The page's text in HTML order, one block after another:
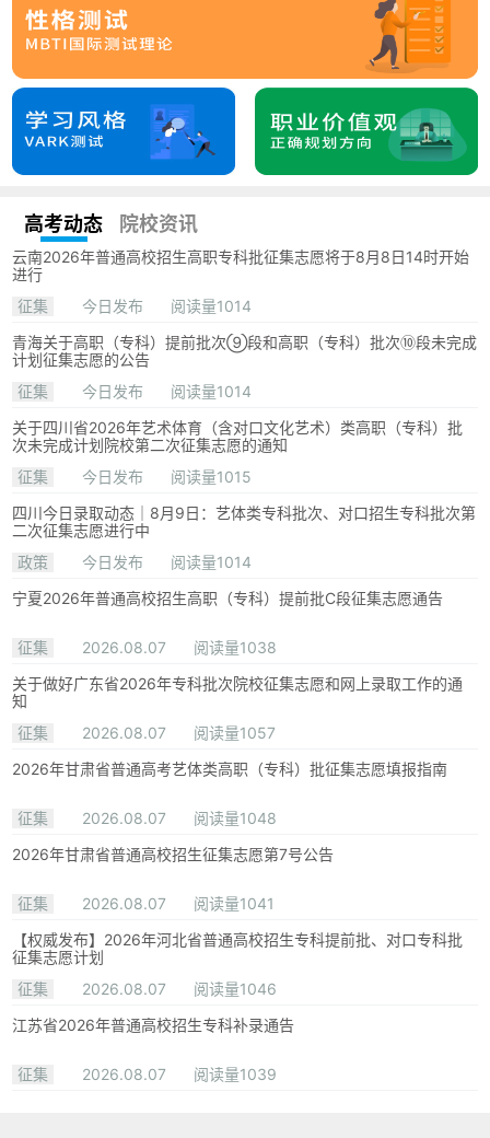
高考动态 院校资讯
云南2026年普通高校招生高职专科批征集志愿将于8月8日14时开始
进行
征集
今日发布
阅读量1014
青海关于高职（专科）提前批次⑨段和高职（专科）批次⑩段未完成
计划征集志愿的公告
征集
今日发布
阅读量1014
关于四川省2026年艺术体育（含对口文化艺术）类高职（专科）批
次未完成计划院校第二次征集志愿的通知
征集
今日发布
阅读量1015
四川今日录取动态｜8月9日：艺体类专科批次、对口招生专科批次第
二次征集志愿进行中
政策
今日发布
阅读量1014
宁夏2026年普通高校招生高职（专科）提前批C段征集志愿通告
征集 2026.08.07
阅读量1038
关于做好广东省2026年专科批次院校征集志愿和网上录取工作的通
知
征集
2026.08.07
阅读量1057
2026年甘肃省普通高考艺体类高职（专科）批征集志愿填报指南
征集 2026.08.07
阅读量1048
2026年甘肃省普通高校招生征集志愿第7号公告
征集 2026.08.07
阅读量1041
【权威发布】2026年河北省普通高校招生专科提前批、对口专科批
征集志愿计划
征集
2026.08.07
阅读量1046
江苏省2026年普通高校招生专科补录通告
征集 2026.08.07 阅读量1039